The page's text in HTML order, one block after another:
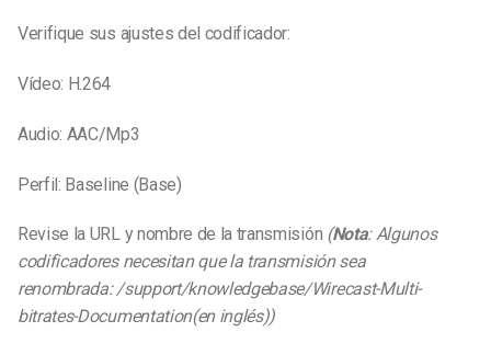
Verifique sus ajustes del codificador:
Vídeo: H.264
Audio: AAC/Mp3
Perfil: Baseline (Base)
Revise la URL y nombre de la transmisión (Nota: Algunos
codificadores necesitan que la transmisión sea
renombrada: /support/knowledgebase/Wirecast-Multi-
bitrates-Documentation(en inglés))